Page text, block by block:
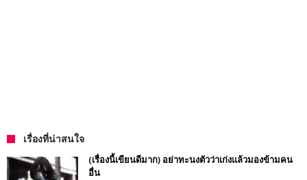
เรื่องที่น่าสนใจ
(เรื่องนี้เขียนดีมาก) อย่าทะนงตัวว่าเก่งแล้วมองข้ามคน
อื่น